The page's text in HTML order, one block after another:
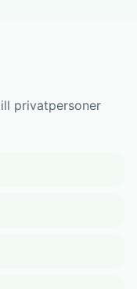
privatpersoner